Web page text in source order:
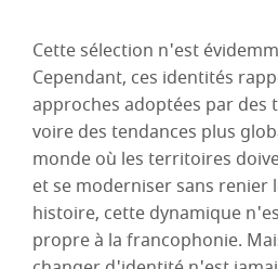
Cette sélection n'est
Cependant, ces identités
approches adoptées par des
voire des tendances plus
monde où les territoires
et se moderniser sans
histoire, cette dynamique
propre à la francophonie.